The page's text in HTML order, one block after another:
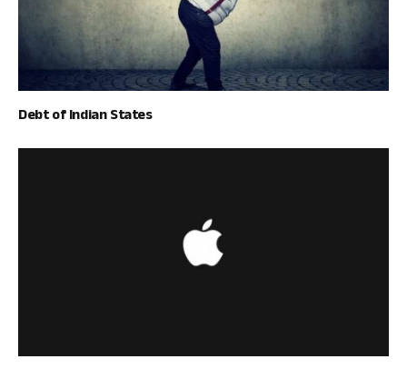
Debt of Indian States